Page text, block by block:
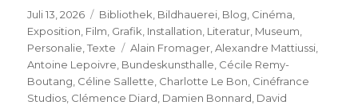
Veröffentlicht
am
Juli 13, 2026 Kategorien
Bibliothek Bildhauerei Blog Cinéma
Exposition Film Grafik Installation Literatur Museum
Personalie ,Texte Schlagwörter
Alain Fromager ,Alexandre Mattiussi
Antoine Lepoivre Bundeskunsthalle Cécile Remy-
Boutang Céline Sallette Charlotte Le Bon Cinéfrance
Studios Clémence Diard Damien Bonnard David